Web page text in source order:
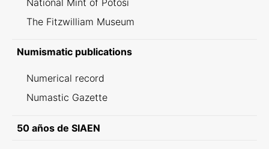
National Mint of Potosí
The Fitzwilliam Museum
Numismatic publications
Numerical record
Numastic Gazette
50 años de SIAEN